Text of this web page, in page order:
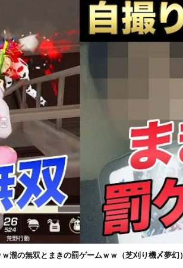
瀧の無双とまきの罰ゲームｗｗ（芝刈り機〆夢幻）